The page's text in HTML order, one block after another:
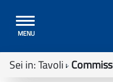
Toggle
navigation
MENU
Sei in:Tavoli